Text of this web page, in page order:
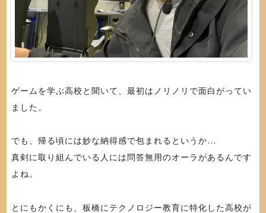
ゲームを学ぶ高校と聞いて、最初はノリノリで面白がってい
ました。
でも、帰る頃には妙な納得感で包まれるというか…
真剣に取り組んでいる人には問答無用のオーラがあるんです
よね。
とにもかくにも、板橋にテクノロジー教育に特化した高校が